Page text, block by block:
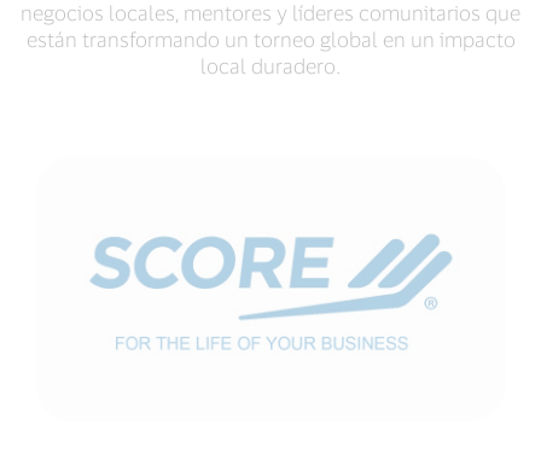
negocios locales, mentores y líderes comunitarios que
están transformando un torneo global en un impacto
local duradero.